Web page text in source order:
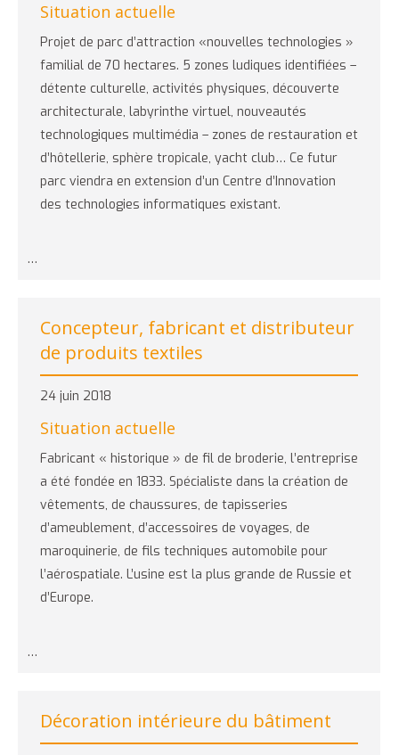
Situation actuelle
Projet de parc d’attraction «nouvelles technologies »
familial de 70 hectares. 5 zones ludiques identifiées –
détente culturelle, activités physiques, découverte
architecturale, labyrinthe virtuel, nouveautés
technologiques multimédia – zones de restauration et
d’hôtellerie, sphère tropicale, yacht club… Ce futur
parc viendra en extension d’un Centre d’Innovation
des technologies informatiques existant.
…
Concepteur, fabricant et distributeur
de produits textiles
24 juin 2018
Situation actuelle
Fabricant « historique » de fil de broderie, l’entreprise
a été fondée en 1833. Spécialiste dans la création de
vêtements, de chaussures, de tapisseries
d’ameublement, d’accessoires de voyages, de
maroquinerie, de fils techniques automobile pour
l’aérospatiale. L’usine est la plus grande de Russie et
d’Europe.
…
Décoration intérieure du bâtiment